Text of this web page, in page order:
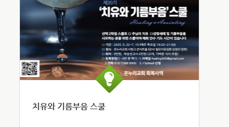
치유와 기름부음 스쿨